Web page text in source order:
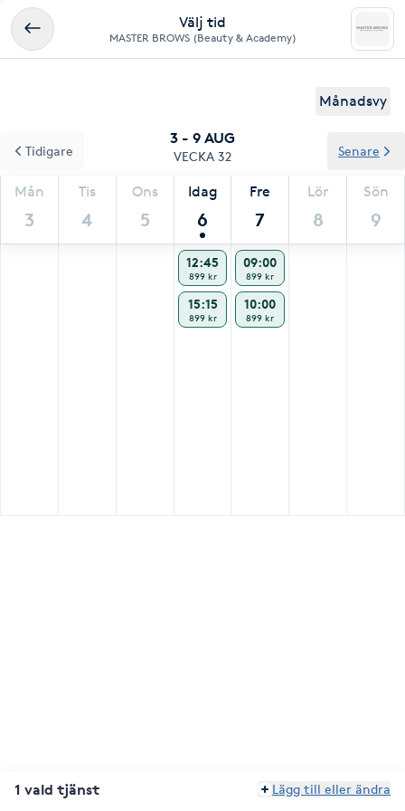
Välj tid
MASTER BROWS (Beauty & Academy)
Månadsvy
3 - 9 AUG
VECKA 32
Mån
3
Tis
4
Ons
5
Idag
6
Fre
7
Lör
8
Sön
9
Tidigare Senare
12:45
899 kr
15:15
899 kr
09:00
899 kr
10:00
899 kr
1 vald tjänst Lägg till eller ändra